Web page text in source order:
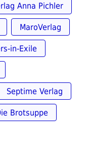
Anna Pichler
MaroVerlag
in-Exile
Septime Verlag
Brotsuppe